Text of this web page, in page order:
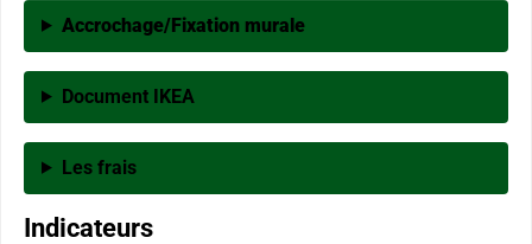
Accrochage/Fixation murale
Document IKEA
Les frais
Indicateurs